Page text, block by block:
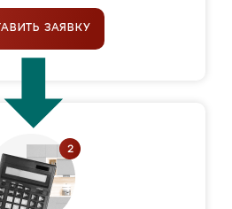
ЗАЯВКУ